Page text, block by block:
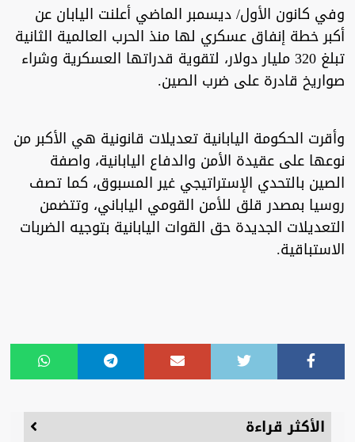
وفي كانون الأول/ ديسمبر الماضي أعلنت اليابان عن
أكبر خطة إنفاق عسكري لها منذ الحرب العالمية الثانية
تبلغ 320 مليار دولار، لتقوية قدراتها العسكرية وشراء
صواريخ قادرة على ضرب الصين.
وأقرت الحكومة اليابانية تعديلات قانونية هي الأكبر من
نوعها على عقيدة الأمن والدفاع اليابانية، واصفة
الصين بالتحدي الإستراتيجي غير المسبوق، كما تصف
روسيا بمصدر قلق للأمن القومي الياباني، وتتضمن
التعديلات الجديدة حق القوات اليابانية بتوجيه الضربات
الاستباقية.
الأكثر قراءة